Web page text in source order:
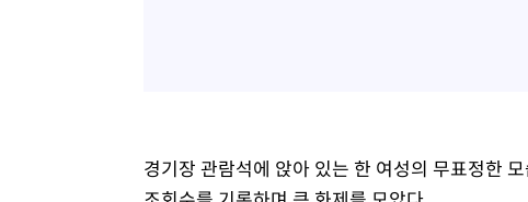
경기장 관람석에 앉아 있는 한 여성의 무표정한